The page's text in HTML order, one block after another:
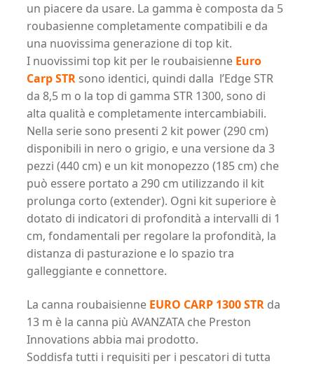
un piacere da usare. La gamma è composta da 5
roubasienne completamente compatibili e da
una nuovissima generazione di top kit.
I nuovissimi top kit per le roubaisienne Euro
Carp STRsono identici, quindi dalla l’Edge STR
da 8,5 m o la top di gamma STR 1300, sono di
alta qualità e completamente intercambiabili.
Nella serie sono presenti 2 kit power (290 cm)
disponibili in nero o grigio, e una versione da 3
pezzi (440 cm) e un kit monopezzo (185 cm) che
può essere portato a 290 cm utilizzando il kit
prolunga corto (extender). Ogni kit superiore è
dotato di indicatori di profondità a intervalli di 1
cm, fondamentali per regolare la profondità, la
distanza di pasturazione e lo spazio tra
galleggiante e connettore.
La canna roubaisienne EURO CARP 1300 STR da
13 m è la canna più AVANZATA che Preston
Innovations abbia mai prodotto.
Soddisfa tutti i requisiti per i pescatori di tutta